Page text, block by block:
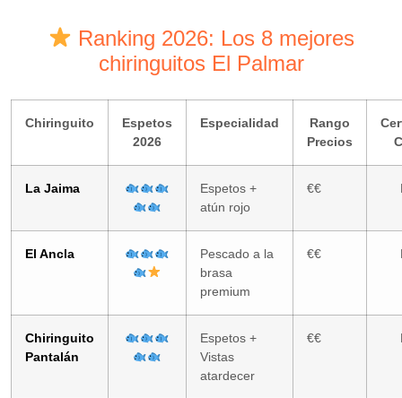
Ranking 2026: Los 8 mejores
chiringuitos El Palmar
Chiringuito
Espetos
2026
Especialidad
Rango
Precios
La Jaima
Espetos +
atún rojo
€€
El Ancla
Pescado a la
brasa
premium
€€
Chiringuito
Pantalán
Espetos +
Vistas
atardecer
€€